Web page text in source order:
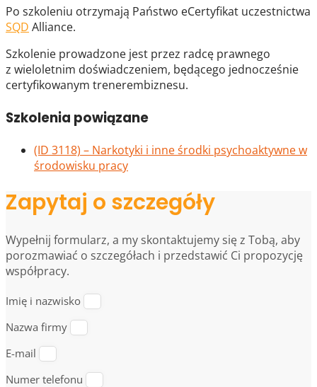
Po szkoleniu otrzymają Państwo eCertyfikat uczestnictwa
SQD Alliance.
Szkolenie prowadzone jest przez radcę prawnego
z wieloletnim doświadczeniem, będącego jednocześnie
certyfikowanym trenerembiznesu.
Szkolenia powiązane
(ID 3118) – Narkotyki i inne środki psychoaktywne w
środowisku pracy
Zapytaj o szczegóły
Wypełnij formularz, a my skontaktujemy się z Tobą, aby
porozmawiać o szczegółach i przedstawić Ci propozycję
współpracy.
Imię i nazwisko
Nazwa firmy
E-mail
Numer telefonu